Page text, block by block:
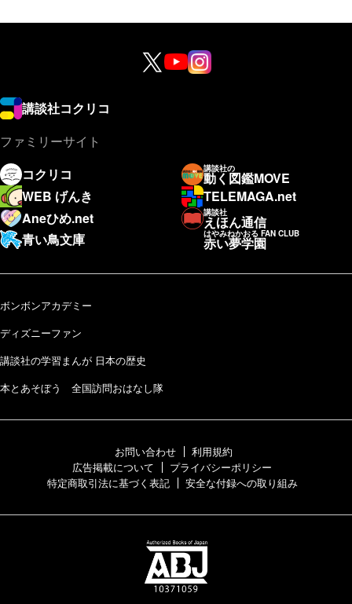
講談社コクリコ
ファミリーサイト
コクリコ
講談社の
動く図鑑MOVE
WEB げんき
TELEMAGA.net
Aneひめ.net
講談社
えほん通信
青い鳥文庫
はやみねかおる FAN CLUB
赤い夢学園
ボンボンアカデミー
ディズニーファン
講談社の学習まんが 日本の歴史
本とあそぼう 全国訪問おはなし隊
お問い合わせ
利用規約
広告掲載について
プライバシーポリシー
特定商取引法に基づく表記
安全な付録への取り組み